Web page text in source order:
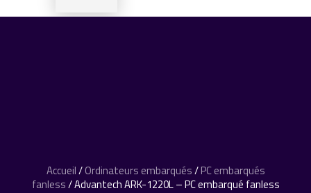
Accueil/Ordinateurs embarqués/PC embarqués
fanless/ Advantech ARK-1220L – PC embarqué fanless